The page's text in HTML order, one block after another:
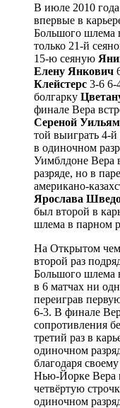
В июле 2010
впервые в
Большого шлема
только 21-й
15-ю сеяную
Елену Янкович
Клейстерс 3-6 6-
болгарку
финале Вера
Сереной
той выиграть 4-
в одиночном
Уимблдоне Вера
разряде, но в
американо-
Ярослава
был второй в
шлема в парном
На Открытом
второй раз
Большого шлема
в 6 матчах ни
переиграв
6-3. В финале
сопротивления
третий раз в
одиночном
благодаря
Нью-Йорке Вера
четвёртую
одиночном